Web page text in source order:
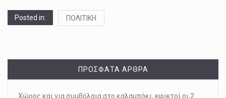
Posted in: ΠΟΛΙΤΙΚΗ
ΠΡΌΣΦΑΤΑ ΆΡΘΡΑ
Χώρος και για συμβόλαια στο καλαμπόκι, εφικτοί οι 2